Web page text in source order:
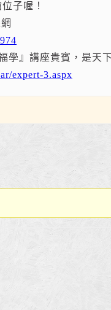
子喔！
學』講座貴賓，是天
expert-3.aspx